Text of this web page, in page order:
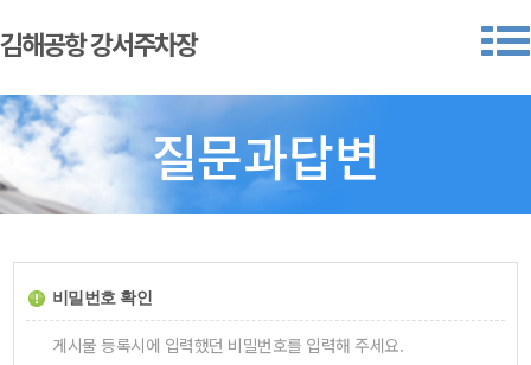
김해공항 강서주차장
질문과답변
비밀번호 확인
게시물 등록시에 입력했던 비밀번호를 입력해 주세요.